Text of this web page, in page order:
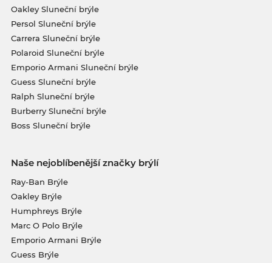
Oakley Sluneční brýle
Persol Sluneční brýle
Carrera Sluneční brýle
Polaroid Sluneční brýle
Emporio Armani Sluneční brýle
Guess Sluneční brýle
Ralph Sluneční brýle
Burberry Sluneční brýle
Boss Sluneční brýle
Naše nejoblíbenější značky brýlí
Ray-Ban Brýle
Oakley Brýle
Humphreys Brýle
Marc O Polo Brýle
Emporio Armani Brýle
Guess Brýle